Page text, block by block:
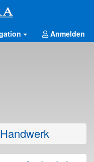
Anmelden